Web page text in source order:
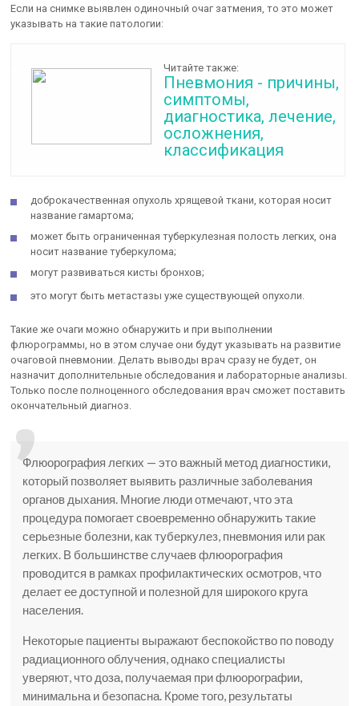
Если на снимке выявлен одиночный очаг затмения, то это может
указывать на такие патологии:
Читайте также:
Пневмония - причины,
симптомы,
диагностика, лечение,
осложнения,
классификация
доброкачественная опухоль хрящевой ткани, которая носит
название гамартома;
может быть ограниченная туберкулезная полость легких, она
носит название туберкулома;
могут развиваться кисты бронхов;
это могут быть метастазы уже существующей опухоли.
Такие же очаги можно обнаружить и при выполнении
флюрограммы, но в этом случае они будут указывать на развитие
очаговой пневмонии. Делать выводы врач сразу не будет, он
назначит дополнительные обследования и лабораторные анализы.
Только после полноценного обследования врач сможет поставить
окончательный диагноз.
Флюорография легких — это важный метод диагностики,
который позволяет выявить различные заболевания
органов дыхания. Многие люди отмечают, что эта
процедура помогает своевременно обнаружить такие
серьезные болезни, как туберкулез, пневмония или рак
легких. В большинстве случаев флюорография
проводится в рамках профилактических осмотров, что
делает ее доступной и полезной для широкого круга
населения.
Некоторые пациенты выражают беспокойство по поводу
радиационного облучения, однако специалисты
уверяют, что доза, получаемая при флюорографии,
минимальна и безопасна. Кроме того, результаты